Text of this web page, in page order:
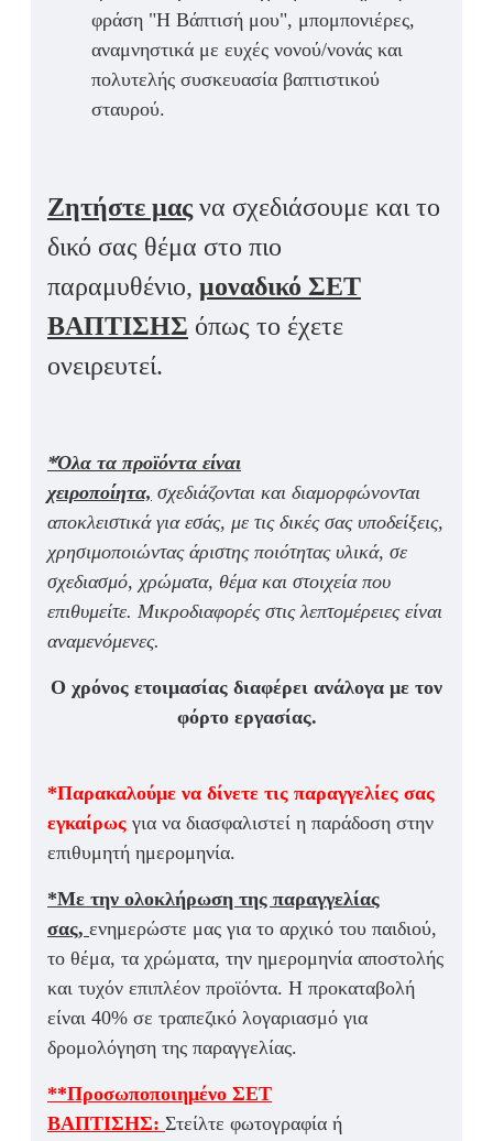
φράση "Η Βάπτισή μου", μπομπονιέρες,
αναμνηστικά με ευχές νονού/νονάς και
πολυτελής συσκευασία βαπτιστικού
σταυρού.
Ζητήστε μας να σχεδιάσουμε και το
δικό σας θέμα στο πιο
παραμυθένιο, μοναδικό ΣΕΤ
ΒΑΠΤΙΣΗΣ όπως το έχετε
ονειρευτεί.
*Όλα τα προϊόντα είναι
χειροποίητα, σχεδιάζονται και διαμορφώνονται
αποκλειστικά για εσάς, με τις δικές σας υποδείξεις,
χρησιμοποιώντας άριστης ποιότητας υλικά, σε
σχεδιασμό, χρώματα, θέμα και στοιχεία που
επιθυμείτε. Μικροδιαφορές στις λεπτομέρειες είναι
αναμενόμενες.
Ο χρόνος ετοιμασίας διαφέρει ανάλογα με τον
φόρτο εργασίας.
*Παρακαλούμε να δίνετε τις παραγγελίες σας
εγκαίρως για να διασφαλιστεί η παράδοση στην
επιθυμητή ημερομηνία.
*Με την ολοκλήρωση της παραγγελίας
σας, ενημερώστε μας για το αρχικό του παιδιού,
το θέμα, τα χρώματα, την ημερομηνία αποστολής
και τυχόν επιπλέον προϊόντα. Η προκαταβολή
είναι 40% σε τραπεζικό λογαριασμό για
δρομολόγηση της παραγγελίας.
**Προσωποποιημένο ΣΕΤ
ΒΑΠΤΙΣΗΣ: Στείλτε φωτογραφία ή